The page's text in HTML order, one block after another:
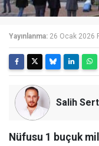
Yayınlanma: 26 Ocak 2026
Salih
Nüfusu 1 buçuk